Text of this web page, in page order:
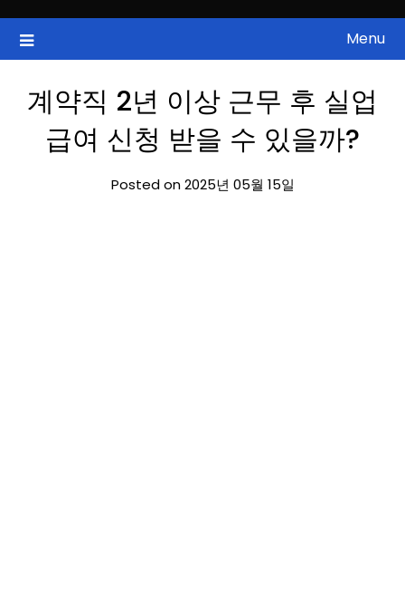
content
ZAN 주식정보
국내증시, 해외증시, 급등주, 낙폭과대, 골든크로스, 상한가, 하한가 등
의 주식 정보.
Menu
계약직 2년 이상 근무 후 실업
급여 신청 받을 수 있을까?
Posted on 2025년 05월 15일